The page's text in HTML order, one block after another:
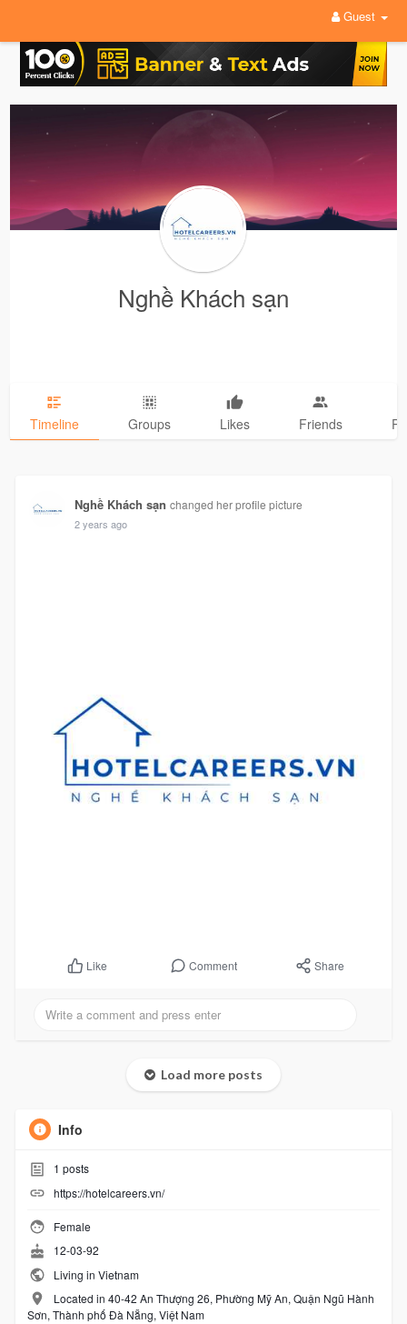
Guest
Nghề Khách sạn
Timeline Groups Likes Friends
Nghề Khách sạn changed her profile picture
2 years ago
Like Comment Share
Load more posts
Info
1 posts
https://hotelcareers.vn/
Female
12-03-92
Living in Vietnam
Located in 40-42 An Thượng 26, Phường Mỹ An, Quận Ngũ Hành
Sơn, Thành phố Đà Nẵng, Việt Nam